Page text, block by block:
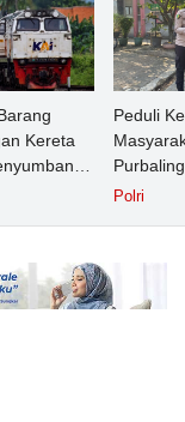
Kereta
2026
Peduli
Pasien
Polri